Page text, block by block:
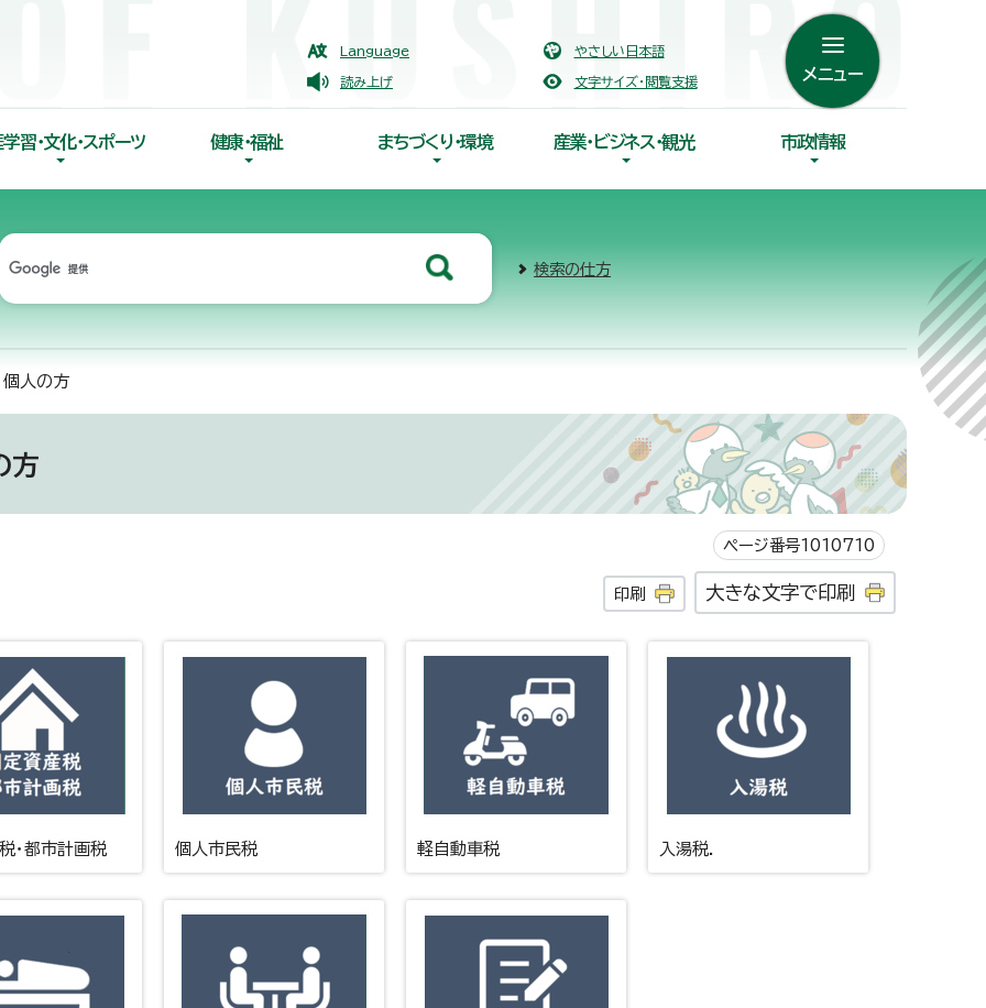
Language やさしい日本語
読み上げ 文字サイズ・閲覧支援 メニュー
習・文化・スポーツ 健康・福祉 まちづくり・環境 産業・ビジネス・観光 市政情報
検索の仕方
人の方
方
ページ番号1010710
印刷 大きな文字で印刷
・都市計画税 個人市民税 軽自動車税 入湯税.